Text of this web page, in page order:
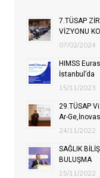
7.TÜSAP
VİZYONU
07/02/2024
HIMSS
İstanbul’da
15/11/2023
29.TÜSAP
Ar-
24/11/2022
SAĞLIK
BULUŞMA
15/11/2022